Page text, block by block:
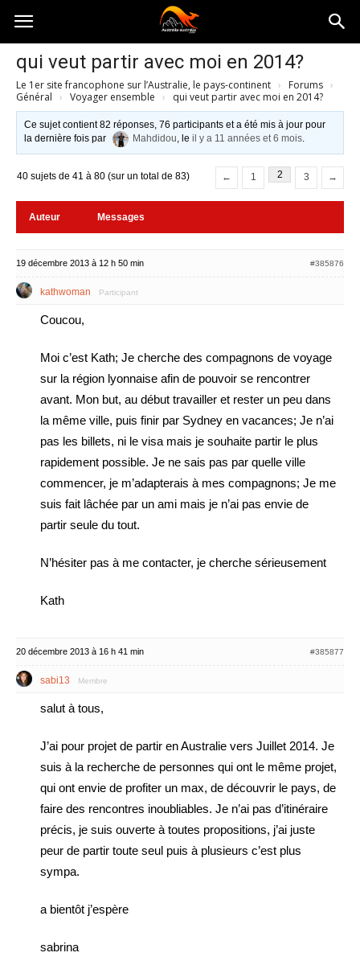
Australia-
australie.com
qui veut partir avec moi en 2014?
Le 1er site francophone sur l’Australie, le pays-continent › Forums ›
Général › Voyager ensemble › qui veut partir avec moi en 2014?
Ce sujet contient 82 réponses, 76 participants et a été mis à jour pour
la dernière fois par
Mahdidou, leil y a 11 années et 6 mois.
40 sujets de 41 à 80 (sur un total de 83) ← 1 2 3 →
Auteur Messages
19 décembre 2013 à 12 h 50 min #385876
kathwoman Participant
Coucou,
Moi c’est Kath; Je cherche des compagnons de voyage
sur la région lyonnaise afin de pouvoir se rencontrer
avant. Mon but, au début travailler et rester un peu dans
la même ville, puis finir par Sydney en vacances; Je n’ai
pas les billets, ni le visa mais je souhaite partir le plus
rapidement possible. Je ne sais pas par quelle ville
commencer, je m’adapterais à mes compagnons; Je me
suis fait lâchée par un ami mais je n’ai pas envie de
partir seule du tout.
N’hésiter pas à me contacter, je cherche sérieusement
Kath
20 décembre 2013 à 16 h 41 min #385877
sabi13 Membre
salut à tous,
J’ai pour projet de partir en Australie vers Juillet 2014. Je
suis à la recherche de personnes qui ont le même projet,
qui ont envie de profiter un max, de découvrir le pays, de
faire des rencontres inoubliables. Je n’ai pas d’itinéraire
précis, je suis ouverte à toutes propositions, j’ai juste
peur de partir toute seul puis à plusieurs c’est plus
sympa.
a bientôt j’espère
sabrina